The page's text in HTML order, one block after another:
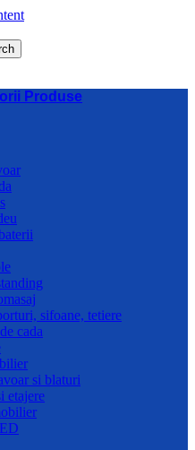
Produse
sifoane, tetiere
cada
si blaturi
etajere